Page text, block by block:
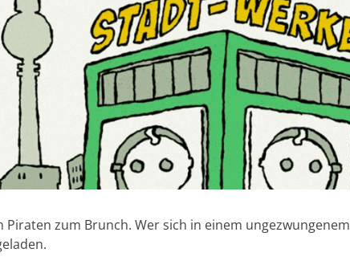
zum Brunch. Wer sich in einem ungezwungenem